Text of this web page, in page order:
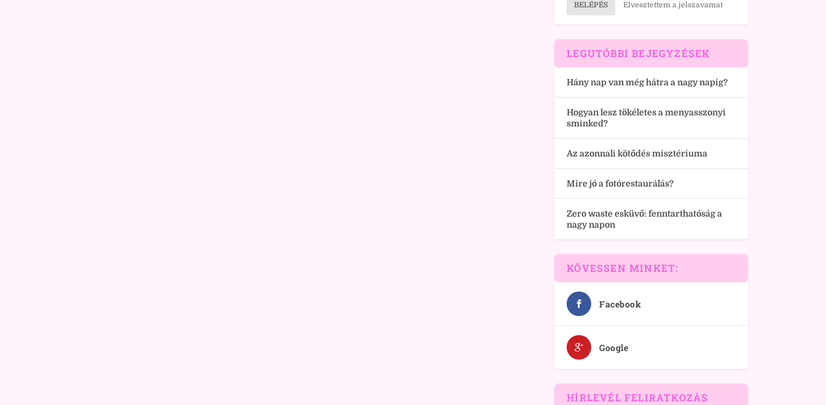
BELÉPÉS Elvesztettem a jelszavamat
LEGUTÓBBI BEJEGYZÉSEK
Hány nap van még hátra a nagy napig?
Hogyan lesz tökéletes a menyasszonyi
sminked?
Az azonnali kötődés misztériuma
Mire jó a fotórestaurálás?
Zero waste esküvő: fenntarthatóság a
nagy napon
KÖVESSEN MINKET:
Facebook
Google
HÍRLEVÉL FELIRATKOZÁS